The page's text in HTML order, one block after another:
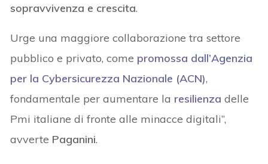
sopravvivenza e crescita.
Urge una maggiore collaborazione tra settore
pubblico e privato, come promossa dall’Agenzia
per la Cybersicurezza Nazionale (ACN),
fondamentale per aumentare la resilienza delle
Pmi italiane di fronte alle minacce digitali”,
avverte Paganini.